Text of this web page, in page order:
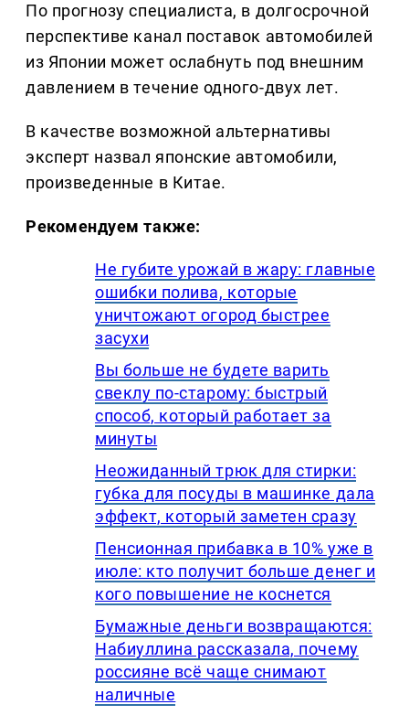
По прогнозу специалиста, в долгосрочной
перспективе канал поставок автомобилей
из Японии может ослабнуть под внешним
давлением в течение одного-двух лет.
В качестве возможной альтернативы
эксперт назвал японские автомобили,
произведенные в Китае.
Рекомендуем также:
Не губите урожай в жару: главные
ошибки полива, которые
уничтожают огород быстрее
засухи
Вы больше не будете варить
свеклу по-старому: быстрый
способ, который работает за
минуты
Неожиданный трюк для стирки:
губка для посуды в машинке дала
эффект, который заметен сразу
Пенсионная прибавка в 10% уже в
июле: кто получит больше денег и
кого повышение не коснется
Бумажные деньги возвращаются:
Набиуллина рассказала, почему
россияне всё чаще снимают
наличные